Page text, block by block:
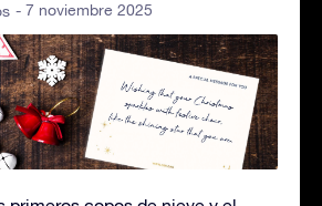
- 7 noviembre 2025